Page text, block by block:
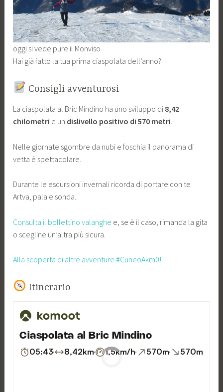
oggi si vede pure il Monviso
Hai già fatto la tua prima ciaspolata dell’anno?
Consigli avventurosi
La ciaspolata al Bric Mindino ha uno sviluppo di 8,42
chilometri e un dislivello positivo di 570 metri.
Nelle giornate sgombre da nubi e foschia il panorama di
vetta è spettacolare.
Durante le escursioni invernali ricorda di portare con te
Artva, pala e sonda.
Consulta il bollettino valanghe e, se è il caso, rimanda la gita
o scegline un’altra più sicura.
Alla scoperta di altre avventure #CuneoAkm0!
Itinerario